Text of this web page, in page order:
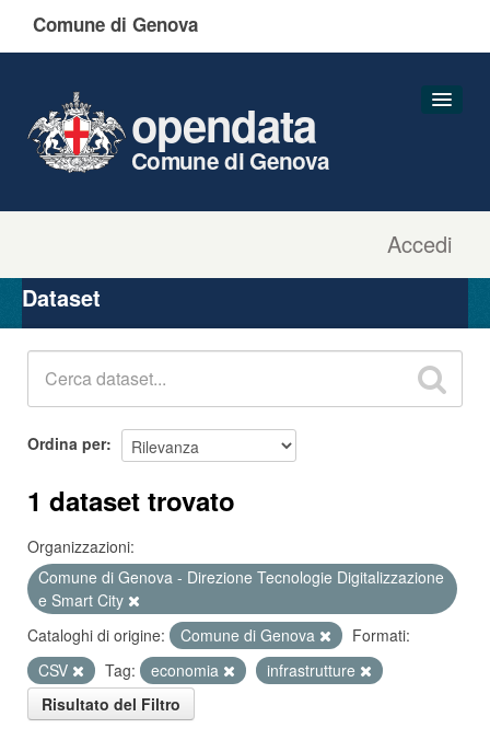
Comune di Genova
Accedi
opendata
Comune di Genova
Organizzazioni
Gruppi
Dataset
Ordina per
1 dataset trovato
Organizzazioni:
Comune di Genova - Direzione Tecnologie Digitalizzazione
e Smart City
Cataloghi di origine:
Comune di Genova
Formati:
CSV
Tag: economia
infrastrutture
Risultato del Filtro